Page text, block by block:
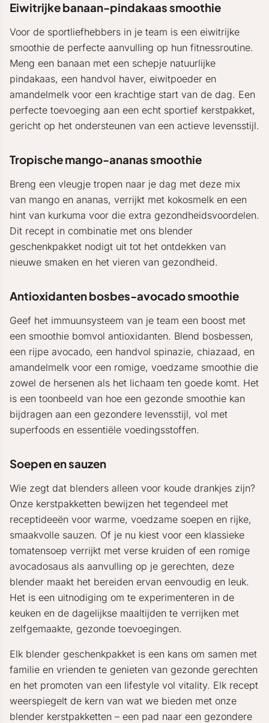
Eiwitrijke banaan-pindakaas smoothie
Voor de sportliefhebbers in je team is een eiwitrijke
smoothie de perfecte aanvulling op hun fitnessroutine.
Meng een banaan met een schepje natuurlijke
pindakaas, een handvol haver, eiwitpoeder en
amandelmelk voor een krachtige start van de dag. Een
perfecte toevoeging aan een echt sportief kerstpakket,
gericht op het ondersteunen van een actieve levensstijl.
Tropische mango-ananas smoothie
Breng een vleugje tropen naar je dag met deze mix
van mango en ananas, verrijkt met kokosmelk en een
hint van kurkuma voor die extra gezondheidsvoordelen.
Dit recept in combinatie met ons blender
geschenkpakket nodigt uit tot het ontdekken van
nieuwe smaken en het vieren van gezondheid.
Antioxidanten bosbes-avocado smoothie
Geef het immuunsysteem van je team een boost met
een smoothie bomvol antioxidanten. Blend bosbessen,
een rijpe avocado, een handvol spinazie, chiazaad, en
amandelmelk voor een romige, voedzame smoothie die
zowel de hersenen als het lichaam ten goede komt. Het
is een toonbeeld van hoe een gezonde smoothie kan
bijdragen aan een gezondere levensstijl, vol met
superfoods en essentiële voedingsstoffen.
Soepen en sauzen
Wie zegt dat blenders alleen voor koude drankjes zijn?
Onze kerstpakketten bewijzen het tegendeel met
receptideeën voor warme, voedzame soepen en rijke,
smaakvolle sauzen. Of je nu kiest voor een klassieke
tomatensoep verrijkt met verse kruiden of een romige
avocadosaus als aanvulling op je gerechten, deze
blender maakt het bereiden ervan eenvoudig en leuk.
Het is een uitnodiging om te experimenteren in de
keuken en de dagelijkse maaltijden te verrijken met
zelfgemaakte, gezonde toevoegingen.
Elk blender geschenkpakket is een kans om samen met
familie en vrienden te genieten van gezonde gerechten
en het promoten van een lifestyle vol vitality. Elk recept
weerspiegelt de kern van wat we bieden met onze
blender kerstpakketten – een pad naar een gezondere